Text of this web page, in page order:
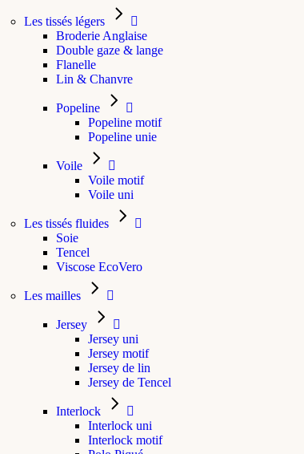
Les tissés légers
Broderie Anglaise
Double gaze & lange
Flanelle
Lin & Chanvre
Popeline
Popeline motif
Popeline unie
Voile
Voile motif
Voile uni
Les tissés fluides
Soie
Tencel
Viscose EcoVero
Les mailles
Jersey
Jersey uni
Jersey motif
Jersey de lin
Jersey de Tencel
Interlock
Interlock uni
Interlock motif